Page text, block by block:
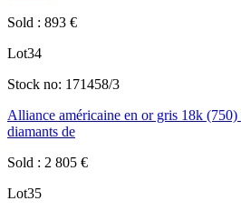
Sold : 893 €
Lot34
Stock no: 171458/3
Alliance américaine en or gris 18k (750)
diamants de
Sold : 2 805 €
Lot35